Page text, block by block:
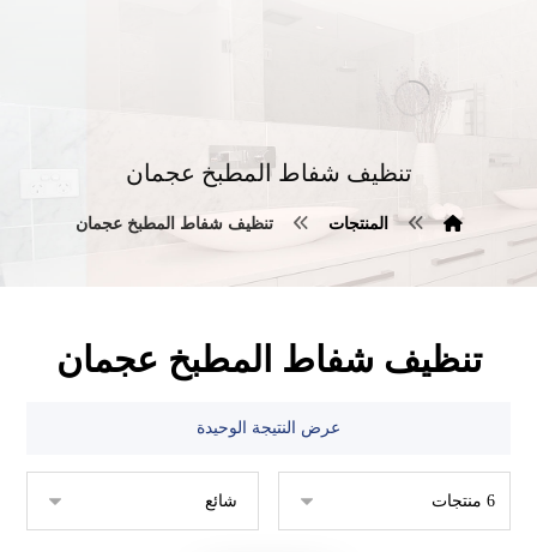
تنظيف شفاط المطبخ عجمان
المنتجات تنظيف شفاط المطبخ عجمان
تنظيف شفاط المطبخ عجمان
عرض النتيجة الوحيدة